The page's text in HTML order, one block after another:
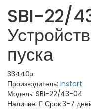
SBI-22/
пуска
33440р.
Производитель: Instart
Модель: SBI-22/43-04
Наличие:
Срок 3-7